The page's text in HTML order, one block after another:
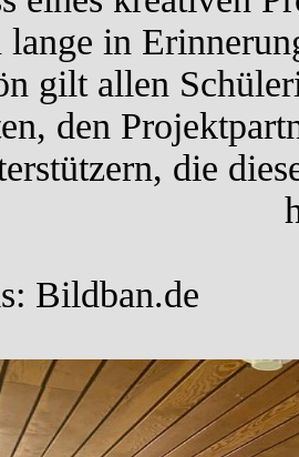
lange in
gilt allen
den
die
Bildban.de